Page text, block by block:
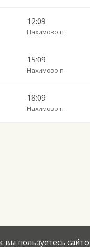
12:09
Нахимово п.
15:09
Нахимово п.
18:09
Нахимово п.
пользуетесь